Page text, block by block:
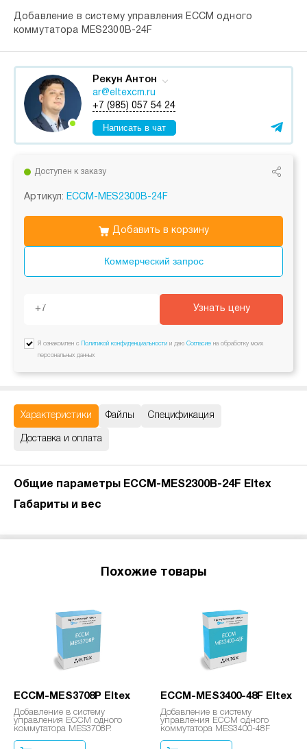
Добавление в систему управления ECCM одного
коммутатора MES2300B-24F
Рекун Антон
ar@eltexcm.ru
+7 (985) 057 54 24
Написать в чат
Доступен к заказу
Артикул: ECCM-MES2300B-24F
Коммерческий запрос
Добавить в корзину
Узнать цену
Я ознакомлен с Политикой конфиденциальности и даю Согласие на обработку моих
персональных данных
Характеристики Файлы Спецификация
Доставка и оплата
Общие параметры ECCM-MES2300B-24F Eltex
Габариты и вес
Похожие товары
ECCM-MES3708P Eltex
Добавление в систему
управления ECCM одного
коммутатора MES3708P.
ECCM-MES3400-48F Eltex
Добавление в систему
управления ECCM одного
коммутатора MES3400-48F